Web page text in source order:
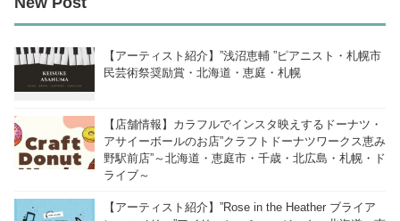
【アーティスト紹介】”浅沼恵輔 ”ピアニスト・札幌市
民芸術祭奨励賞・北海道・恵庭・札幌
【店舗情報】カラフルでインスタ映えするドーナツ・
アサイーボールのお店”クラフトドーナツワークス恵み
野駅前店”～北海道・恵庭市・千歳・北広島・札幌・ド
ライブ～
【アーティスト紹介】”Rose in the Heather ブライア